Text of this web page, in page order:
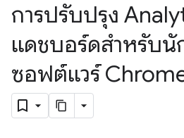
การปรับปรุง
แดชบอร์ดสำหรับ
ซอฟต์แวร์